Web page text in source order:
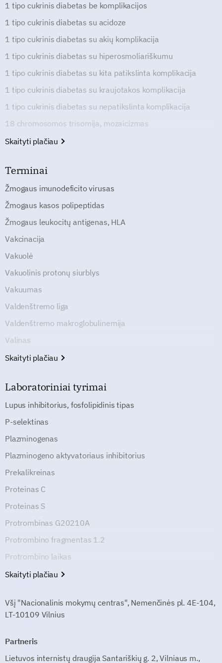
1 tipo cukrinis diabetas be komplikacijos
1 tipo cukrinis diabetas su acidoze
1 tipo cukrinis diabetas su akių komplikacija
1 tipo cukrinis diabetas su hiperosmoliariškumu
1 tipo cukrinis diabetas su kita patikslinta komplikacija
1 tipo cukrinis diabetas su kraujotakos komplikacija
1 tipo cukrinis diabetas su nepatikslinta komplikacija
18 chromosomos trisomija, mozaicizmas
Skaityti plačiau
Terminai
Žmogaus imunodeficito virusas
Žmogaus kasos polipeptidas
Žmogaus leukocitų antigenas, HLA
Vakcinacija
Vakuolė
Vakuolinis protonų siurblys
Vakuumas
Valdenštremo liga
Valdenštremo makroglobulinemija
Valinas
Skaityti plačiau
Laboratoriniai tyrimai
Lupus inhibitorius, fosfolipidinis tipas
P-selektinas
Plazminogenas
Plazminogeno aktyvatoriaus inhibitorius
Prekalikreinas
Proteinas C
Proteinas S
Protrombinas G20210A
Protrombino fragmentas 1.2
Protrombino laikas
Skaityti plačiau
Všį "Nacionalinis mokymų centras", Nemenčinės pl. 4E-104,
LT-10109 Vilnius
Partneris
Lietuvos internistų draugija Santariškių g. 2, Vilniaus m.,